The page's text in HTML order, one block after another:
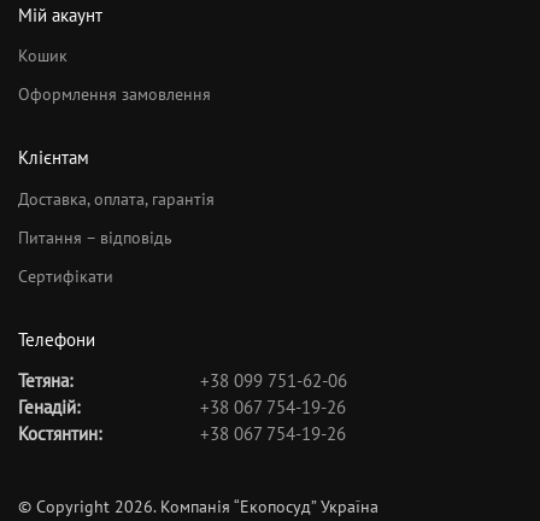
Мій акаунт
Кошик
Оформлення замовлення
Клієнтам
Доставка, оплата, гарантія
Питання – відповідь
Сертифікати
Телефони
Тетяна:
+38 099 751-62-06
Генадій:
+38 067 754-19-26
Костянтин:
+38 067 754-19-26
© Copyright 2026. Компанія “Екопосуд” Україна